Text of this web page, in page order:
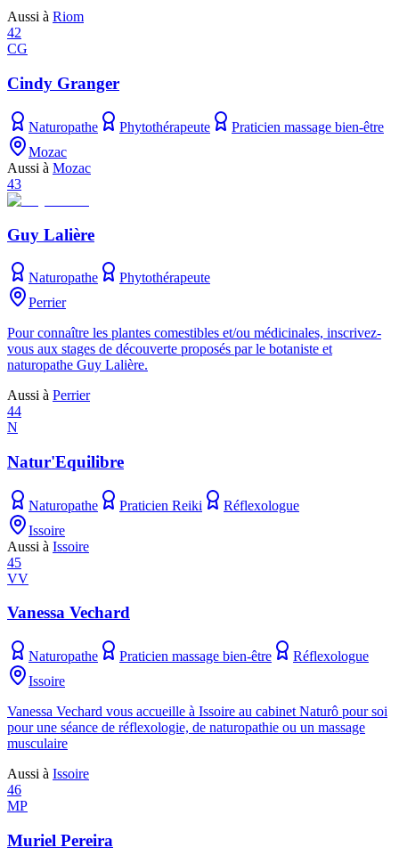
Aussi à Riom
42
CG
Cindy Granger
Naturopathe Phytothérapeute
Praticien massage bien-être
Mozac
Aussi à Mozac
43
Guy Lalière
Naturopathe
Phytothérapeute
Perrier
Pour connaître les plantes comestibles et/ou médicinales, inscrivez-
vous aux stages de découverte proposés par le botaniste et
naturopathe Guy Lalière.
Aussi à Perrier
44
N
Natur'Equilibre
Naturopathe Praticien Reiki
Réflexologue
Issoire
Aussi à Issoire
45
VV
Vanessa Vechard
Naturopathe Praticien massage bien-être
Réflexologue
Issoire
Vanessa Vechard vous accueille à Issoire au cabinet Naturô pour soi
pour une séance de réflexologie, de naturopathie ou un massage
musculaire
Aussi à Issoire
46
MP
Muriel Pereira